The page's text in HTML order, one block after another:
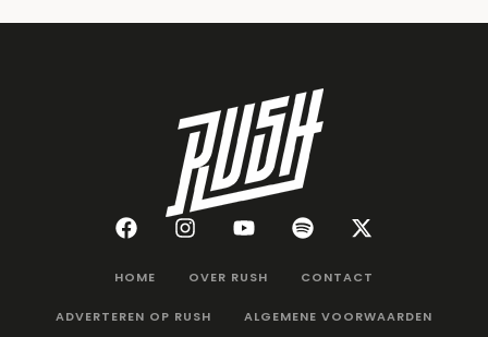
HOME OVER RUSH CONTACT
ADVERTEREN OP RUSH ALGEMENE VOORWAARDEN